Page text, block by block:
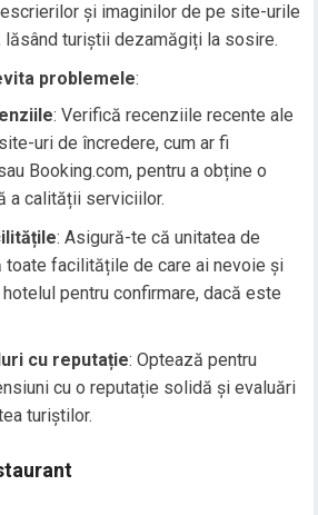
și imaginilor de pe site-urile
lăsând turiștii dezamăgiți la sosire.
problemele:
: Verifică recenziile recente ale
uri de încredere, cum ar fi
Booking.com, pentru a obține o
a calității serviciilor.
: Asigură-te că unitatea de
toate facilitățile de care ai nevoie și
pentru confirmare, dacă este
cu reputație: Optează pentru
cu o reputație solidă și evaluări
turiștilor.